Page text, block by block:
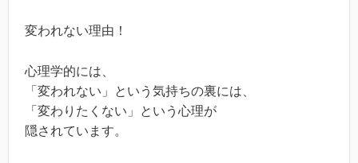
変われない理由！
心理学的には、
「変われない」という気持ちの裏には、
「変わりたくない」という心理が
隠されています。